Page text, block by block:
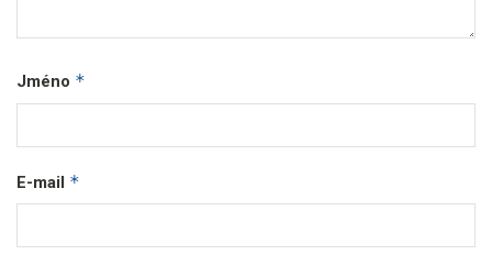
Jméno *
E-mail *